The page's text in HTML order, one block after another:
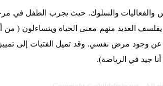
والفعاليات والسلوك. حيث يجرب الطفل في
العديد منهم معنى الحياة ويتساءلون ( من
وجود مرض نفسي. وقد تميل الفتيات إلى تمييز
جيد في الرياضة).